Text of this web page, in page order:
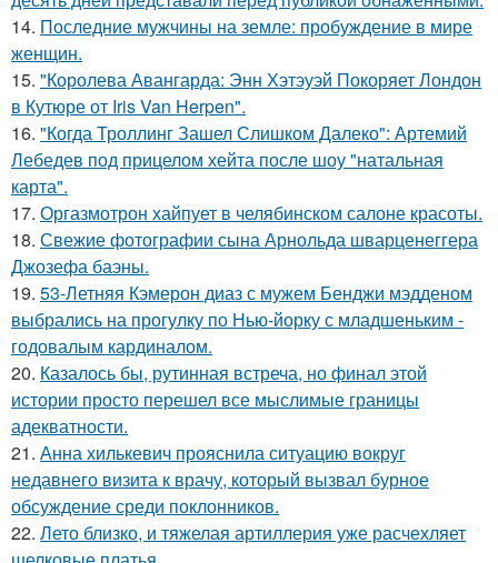
14. Последние мужчины на земле: пробуждение в мире
женщин.
15. "Королева Авангарда: Энн Хэтэуэй Покоряет Лондон
в Кутюре от Iris Van Herpen".
16. "Когда Троллинг Зашел Слишком Далеко": Артемий
Лебедев под прицелом хейта после шоу "натальная
карта".
17. Оргазмотрон хайпует в челябинском салоне красоты.
18. Свежие фотографии сына Арнольда шварценеггера
Джозефа баэны.
19. 53-Летняя Кэмерон диаз с мужем Бенджи мэдденом
выбрались на прогулку по Нью-йорку с младшеньким -
годовалым кардиналом.
20. Казалось бы, рутинная встреча, но финал этой
истории просто перешел все мыслимые границы
адекватности.
21. Анна хилькевич прояснила ситуацию вокруг
недавнего визита к врачу, который вызвал бурное
обсуждение среди поклонников.
22. Лето близко, и тяжелая артиллерия уже расчехляет